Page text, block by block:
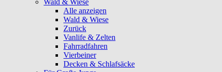
Wald & Wiese
Alle anzeigen
Wald & Wiese
Zurück
Vanlife & Zelten
Fahrradfahren
Vierbeiner
Decken & Schlafsäcke